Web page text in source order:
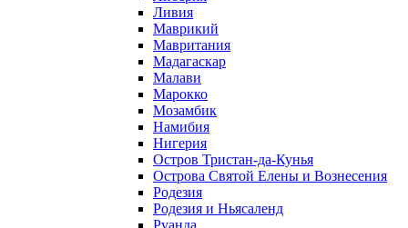
Ливия
Маврикий
Мавритания
Мадагаскар
Малави
Марокко
Мозамбик
Намибия
Нигерия
Остров Тристан-да-Кунья
Острова Святой Елены и Вознесения
Родезия
Родезия и Ньясаленд
Руанда